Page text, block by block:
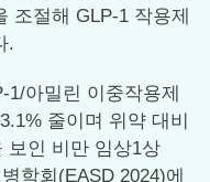
조절해 GLP-1 작용제
.
1/아밀린 이중작용제
줄이며 위약 대비
보인 비만 임상1상
학회(EASD 2024)에